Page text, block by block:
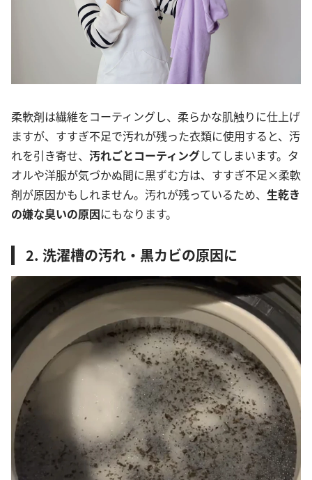
柔軟剤は繊維をコーティングし、柔らかな肌触りに仕上げ
ますが、すすぎ不足で汚れが残った衣類に使用すると、汚
れを引き寄せ、 汚れごとコーティングしてしまいます。タ
オルや洋服が気づかぬ間に黒ずむ方は、すすぎ不足×柔軟
剤が原因かもしれません。汚れが残っているため、 生乾き
の嫌な臭いの原因にもなります。
2. 洗濯槽の汚れ・黒カビの原因に